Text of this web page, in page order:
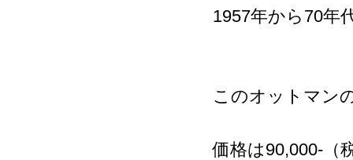
1957年から70年
このオットマン
価格は90,000-（